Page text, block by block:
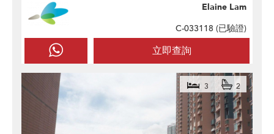
立即查詢
Elaine Lam
C-033118 (已驗證)
3 2